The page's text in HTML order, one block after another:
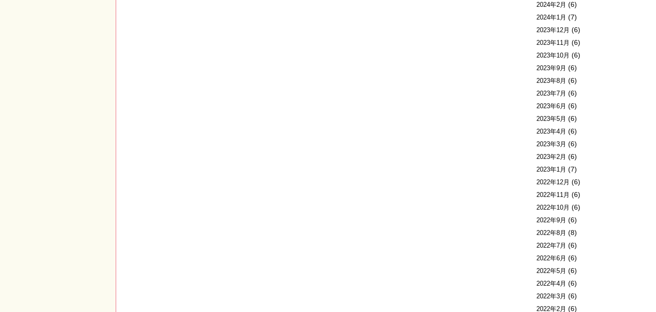
2024年2月 (6)
2024年1月 (7)
2023年12月 (6)
2023年11月 (6)
2023年10月 (6)
2023年9月 (6)
2023年8月 (6)
2023年7月 (6)
2023年6月 (6)
2023年5月 (6)
2023年4月 (6)
2023年3月 (6)
2023年2月 (6)
2023年1月 (7)
2022年12月 (6)
2022年11月 (6)
2022年10月 (6)
2022年9月 (6)
2022年8月 (8)
2022年7月 (6)
2022年6月 (6)
2022年5月 (6)
2022年4月 (6)
2022年3月 (6)
2022年2月 (6)